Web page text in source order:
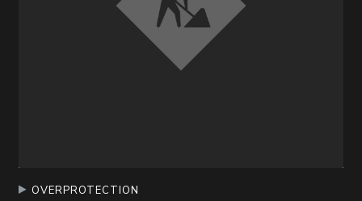
OVERPROTECTION